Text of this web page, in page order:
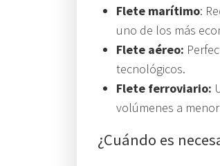
Flete marítimo:
uno de los más
Flete aéreo:
tecnológicos.
Flete ferroviario:
volúmenes a
¿Cuándo es